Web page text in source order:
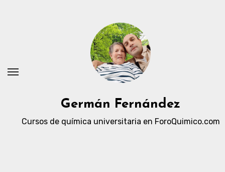
Germán Fernández
Cursos de química universitaria en ForoQuimico.com